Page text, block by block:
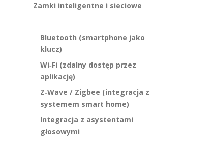
Zamki inteligentne i sieciowe
Bluetooth (smartphone jako
klucz)
Wi‑Fi (zdalny dostęp przez
aplikację)
Z‑Wave / Zigbee (integracja z
systemem smart home)
Integracja z asystentami
głosowymi